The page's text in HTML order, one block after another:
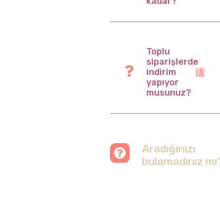
Toplu
siparişlerde
indirim
yapıyor
musunuz?
Aradığınızı
bulamadınız